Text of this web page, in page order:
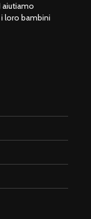
aiutiamo
loro bambini